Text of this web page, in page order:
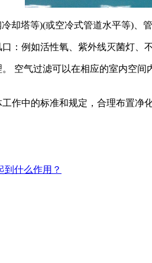
塔等)(或空冷式管道水平等)、
例如活性氧、紫外线灭菌灯、
气过滤可以在相应的室内空间
中的标准和规定，合理布置净
到什么作用？